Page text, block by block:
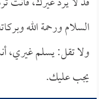
السلام ورحمة الله
ولا تقل: يسلم غيري،
يجب عليك.